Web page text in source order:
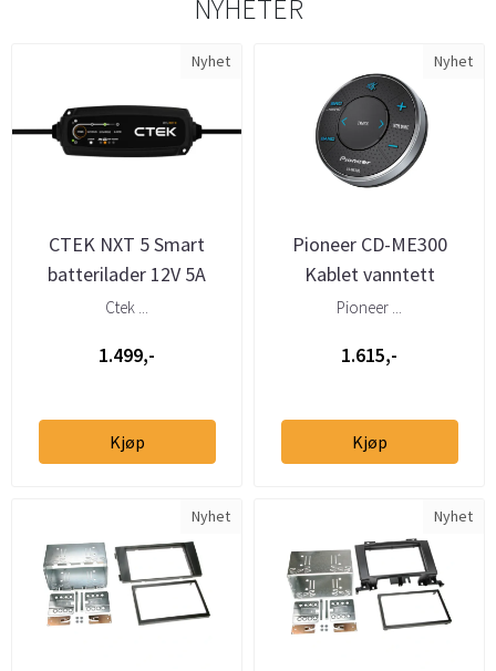
NYHETER
Nyhet
CTEK NXT 5 Smart
batterilader 12V 5A
Ctek ...
1.499,-
Kjøp
Nyhet
Pioneer CD-ME300
Kablet vanntett
marinefjernkontroll
Pioneer ...
1.615,-
Kjøp
Nyhet Nyhet